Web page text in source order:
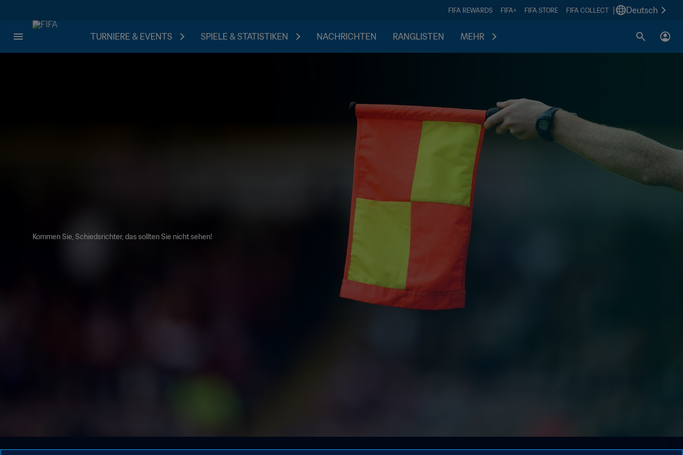
FIFA REWARDS FIFA+ FIFA STORE FIFA COLLECT Deutsch
TURNIERE & EVENTS SPIELE & STATISTIKEN NACHRICHTEN RANGLISTEN MEHR
Kommen Sie, Schiedsrichter, das sollten Sie nicht sehen!